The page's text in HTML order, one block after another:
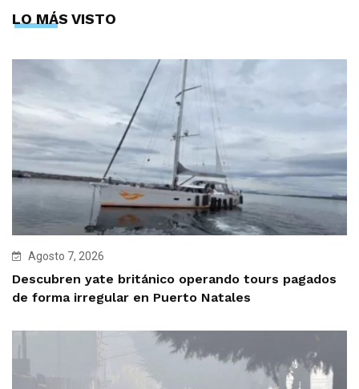
LO MÁS VISTO
Agosto 7, 2026
Descubren yate británico operando tours pagados
de forma irregular en Puerto Natales